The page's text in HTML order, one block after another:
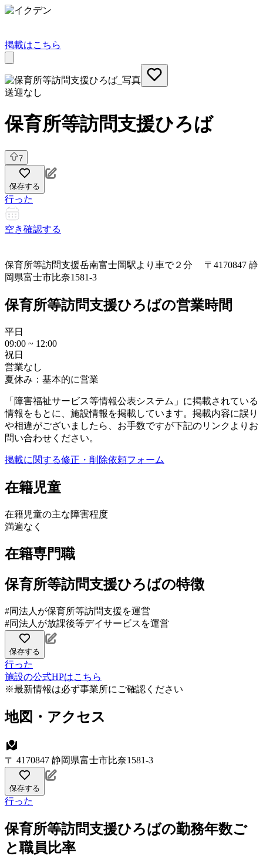
掲載はこちら
送迎なし
保育所等訪問支援ひろば
7
保存する
行った
空き確認する
保育所等訪問支援岳南富士岡駅より車で２分 〒4170847 静
岡県富士市比奈1581-3
保育所等訪問支援ひろばの営業時間
平日
09:00 ~ 12:00
祝日
営業なし
夏休み：基本的に営業
「障害福祉サービス等情報公表システム」に掲載されている
情報をもとに、施設情報を掲載しています。掲載内容に誤り
や相違がございましたら、お手数ですが下記のリンクよりお
問い合わせください。
掲載に関する修正・削除依頼フォーム
在籍児童
在籍児童の主な障害程度
満遍なく
在籍専門職
保育所等訪問支援ひろばの特徴
#同法人が保育所等訪問支援を運営
#同法人が放課後等デイサービスを運営
保存する
行った
施設の公式HPはこちら
※最新情報は必ず事業所にご確認ください
地図・アクセス
〒 4170847 静岡県富士市比奈1581-3
保存する
行った
保育所等訪問支援ひろばの勤務年数ご
と職員比率